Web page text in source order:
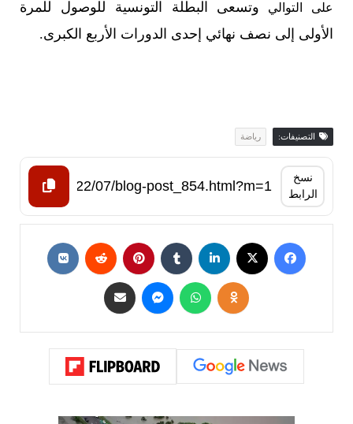
على التوالي وتسعى البطلة التونسية للوصول للمرة
الأولى إلى نصف نهائي إحدى الدورات الأربع الكبرى.
التصنيفات: رياضة
نسخ
الرابط